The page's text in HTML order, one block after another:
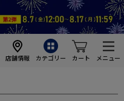
店舗情報 カテゴリー カート メニュー